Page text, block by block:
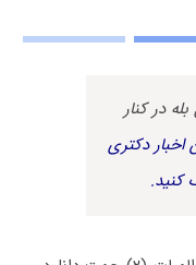
در کنار
دکتری
کنید.